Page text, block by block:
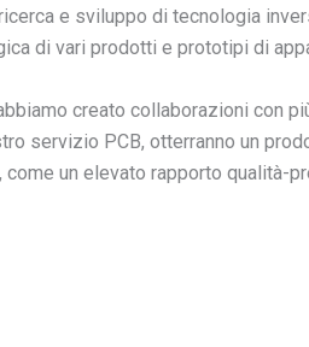
e sviluppo di tecnologia
di vari prodotti e prototipi di
creato collaborazioni con
servizio PCB, otterranno un
un elevato rapporto qualità-